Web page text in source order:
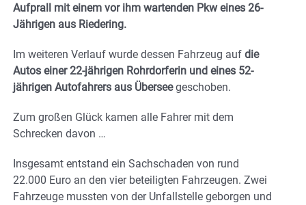
Aufprall mit einem vor ihm wartenden Pkw eines 26-
Jährigen aus Riedering.
Im weiteren Verlauf wurde dessen Fahrzeug auf die
Autos einer 22-jährigen Rohrdorferin und eines 52-
jährigen Autofahrers aus Überseegeschoben.
Zum großen Glück kamen alle Fahrer mit dem
Schrecken davon …
Insgesamt entstand ein Sachschaden von rund
22.000 Euro an den vier beteiligten Fahrzeugen. Zwei
Fahrzeuge mussten von der Unfallstelle geborgen und